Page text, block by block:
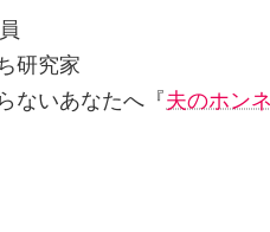
研究家
ないあなたへ『夫のホン